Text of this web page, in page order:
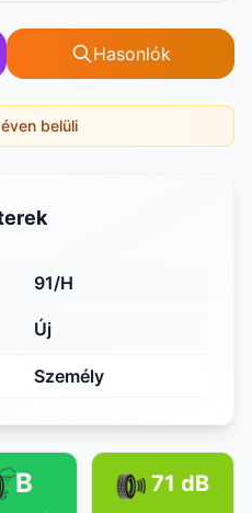
Hasonlók
belüli
91/H
Új
Személy
B 71 dB